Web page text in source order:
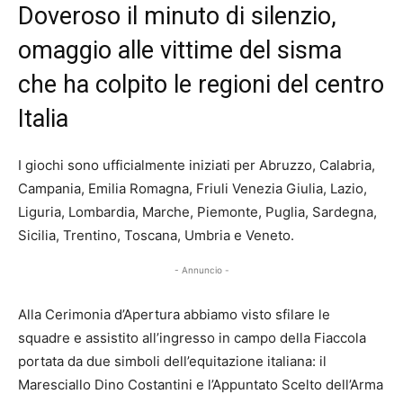
Doveroso il minuto di silenzio,
omaggio alle vittime del sisma
che ha colpito le regioni del centro
Italia
I giochi sono ufficialmente iniziati per Abruzzo, Calabria,
Campania, Emilia Romagna, Friuli Venezia Giulia, Lazio,
Liguria, Lombardia, Marche, Piemonte, Puglia, Sardegna,
Sicilia, Trentino, Toscana, Umbria e Veneto.
- Annuncio -
Alla Cerimonia d’Apertura abbiamo visto sfilare le
squadre e assistito all’ingresso in campo della Fiaccola
portata da due simboli dell’equitazione italiana: il
Maresciallo Dino Costantini e l’Appuntato Scelto dell’Arma